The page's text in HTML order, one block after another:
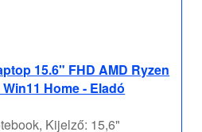
15.6" FHD AMD Ryzen
Home - Eladó
Kijelző: 15,6"